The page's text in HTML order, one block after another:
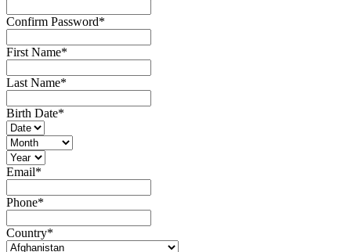
Confirm Password*
First Name*
Last Name*
Birth Date*
Email*
Phone*
Country*